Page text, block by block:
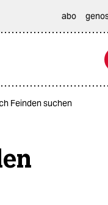
abo
Feinden suchen